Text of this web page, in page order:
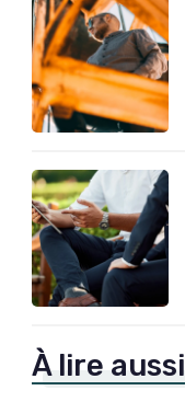
À lire aussi